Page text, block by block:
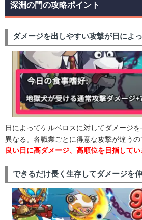
深淵の門の攻略ポイント
ダメージを出しやすい攻撃が日によ
日によってケルベロスに対してダメージ
異なる。各職業ごとに得意な攻撃が違うの
良い日に高ダメージ、高順位を目指して
できるだけ長く生存してダメージを